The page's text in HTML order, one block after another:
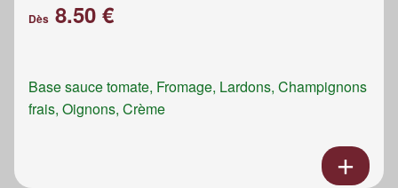
Dès 8.50 €
Base sauce tomate, Fromage, Lardons, Champignons
frais, Oignons, Crème